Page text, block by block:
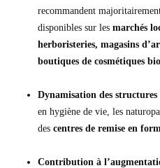
recommandent
disponibles sur les marchés
herboristeries, magasins
boutiques de cosmétiques
Dynamisation des structures
en hygiène de vie, les
des centres de remise en
Contribution à